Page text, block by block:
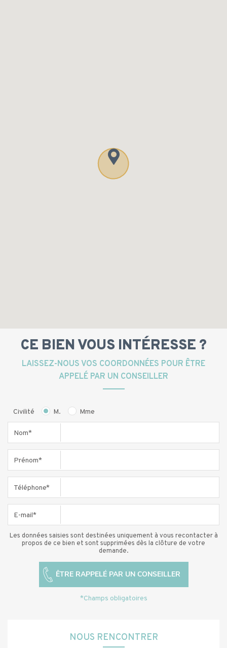
CE BIEN VOUS INTÉRESSE ?
LAISSEZ-NOUS VOS COORDONNÉES POUR ÊTRE
APPELÉ PAR UN CONSEILLER
Civilité M. Mme
Nom*
Prénom*
Téléphone*
E-mail*
Les données saisies sont destinées uniquement à vous recontacter à
propos de ce bien et sont supprimées dès la clôture de votre
demande.
*Champs obligatoires
NOUS RENCONTRER